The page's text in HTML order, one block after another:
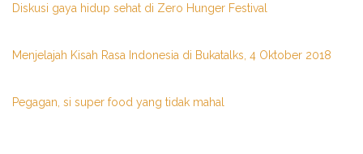
Diskusi gaya hidup sehat di Zero Hunger Festival
Menjelajah Kisah Rasa Indonesia di Bukatalks, 4 Oktober 2018
Pegagan, si super food yang tidak mahal